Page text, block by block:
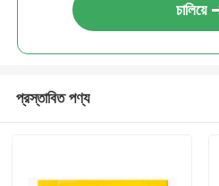
চালিয়ে
প্রস্তাবিত পণ্য